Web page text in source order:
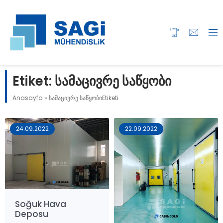
Etiket: სამაცივრე საწყობი
Anasayfa » სამაცივრე საწყობიEtiketi
24.09.2022
Soğuk Hava
Deposu
22.09.2022